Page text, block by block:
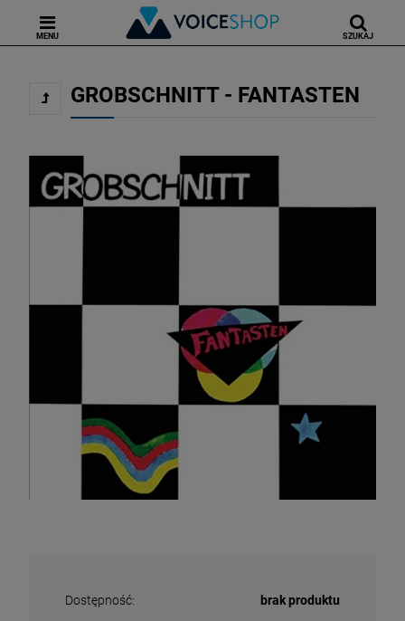
MENU SZUKAJ
GROBSCHNITT - FANTASTEN
Dostępność: brak produktu